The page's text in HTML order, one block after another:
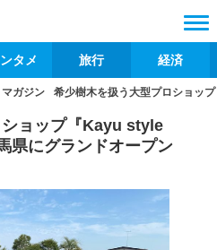
タメ 旅行 経済
マガジン 希少樹木を扱う大型プロショッ
ョップ『Kayu style
県にグランドオープン